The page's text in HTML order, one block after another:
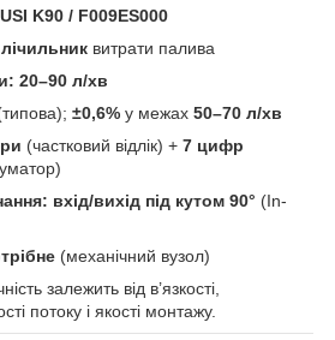
K90 / F009ES000
витрати палива
20–90 л/хв
±0,6% у межах 50–70 л/хв
(частковий відлік) + 7 цифр
вхід/вихід під кутом 90° (In-
(механічний вузол)
залежить від в’язкості,
потоку і якості монтажу.